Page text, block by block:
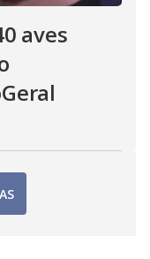
aves